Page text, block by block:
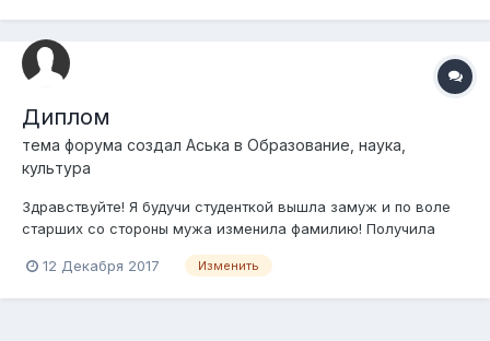
Диплом
тема форума создал Аська в Образование, наука,
культура
Здравствуйте! Я будучи студенткой вышла замуж и по воле
старших со стороны мужа изменила фамилию! Получила
какое то время мы развелись! Я обратно взяла свою
12 Декабря 2017 Изменить